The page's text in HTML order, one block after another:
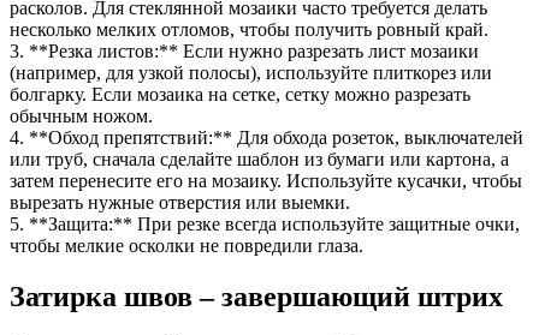
расколов. Для стеклянной мозаики часто требуется делать
несколько мелких отломов, чтобы получить ровный край.
3. **Резка листов:** Если нужно разрезать лист мозаики
(например, для узкой полосы), используйте плиткорез или
болгарку. Если мозаика на сетке, сетку можно разрезать
обычным ножом.
4. **Обход препятствий:** Для обхода розеток, выключателей
или труб, сначала сделайте шаблон из бумаги или картона, а
затем перенесите его на мозаику. Используйте кусачки, чтобы
вырезать нужные отверстия или выемки.
5. **Защита:** При резке всегда используйте защитные очки,
чтобы мелкие осколки не повредили глаза.
Затирка швов – завершающий штрих